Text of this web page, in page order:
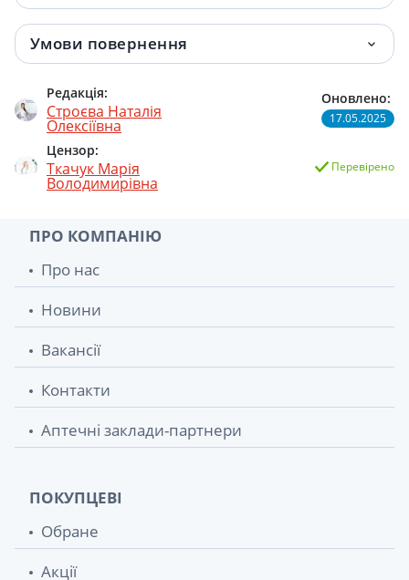
Умови повернення
Редакція:
Строєва Наталія
Олексіївна
Цензор:
Ткачук Марія
Володимирівна
Оновлено:
17.05.2025
Перевірено
ПРО КОМПАНІЮ
Про нас
Новини
Вакансії
Контакти
Аптечні заклади-партнери
ПОКУПЦЕВІ
Обране
Акції